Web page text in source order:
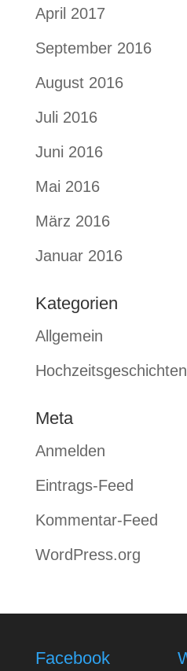
April 2017
September 2016
August 2016
Juli 2016
Juni 2016
Mai 2016
März 2016
Januar 2016
Kategorien
Allgemein
Hochzeitsgeschichten
Meta
Anmelden
Eintrags-Feed
Kommentar-Feed
WordPress.org
Facebook